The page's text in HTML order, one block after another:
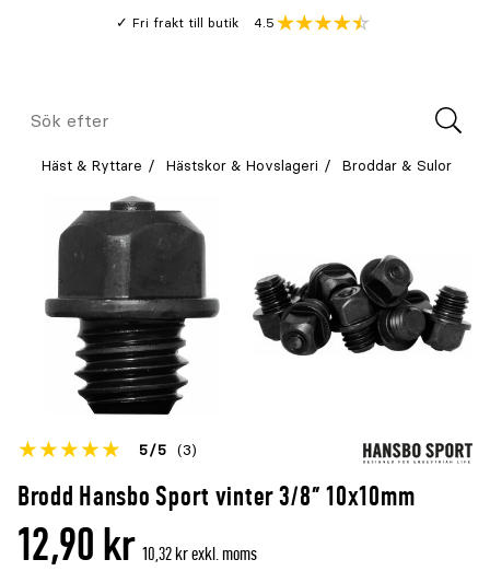
Fri frakt till butik
Genomsnitt
4.5
Meny
Sök
Häst & Ryttare Hästskor & Hovslageri Broddar & Sulor
Brodd Hansbo Sport vinter 3/8" 10x10mm
Betyget
denna
5 5 (3)
Öppna
12,90 kr 10,32 kr exkl. moms